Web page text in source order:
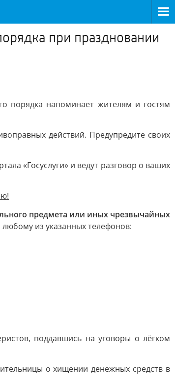
при праздновании
порядка напоминает жителям и гостям
действий. Предупредите своих
«Госуслуги» и ведут разговор о ваших
предмета или иных чрезвычайных
из указанных телефонов:
поддавшись на уговоры о лёгком
о хищении денежных средств в